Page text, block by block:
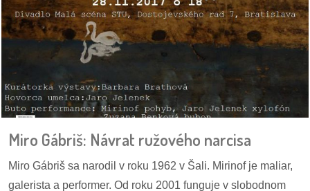
knihy
/
o
nás
podpora
podporte
nás
Miro Gábriš: Návrat ružového narcisa
Miro Gábriš sa narodil v roku 1962 v Šali. Mirinof je maliar,
galerista a performer. Od roku 2001 funguje v slobodnom